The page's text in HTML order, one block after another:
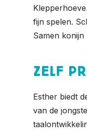
fijn spelen.
Samen
Zelf
Esther biedt
van de